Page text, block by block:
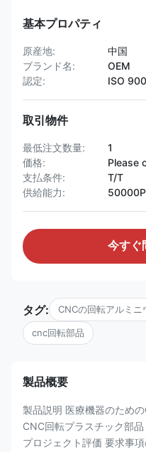
基本プロパティ
原産地:
中国
ブランド名:
OEM
認定:
ISO
取引物件
最低注文数量:
1
価格:
Please
支払条件:
T/T
供給能力:
今すぐ
タグ: CNCの回転アルミニ
cnc回転部品
製品概要
製品説明 医療機器のため
CNC回転プラスチック部
プロジェクト評価 要求事